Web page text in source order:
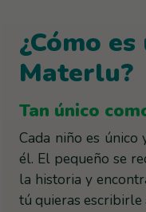
¿Cómo
Materlu?
Tan único
Cada niño es
él. El pequeño se
la historia y
tú quieras